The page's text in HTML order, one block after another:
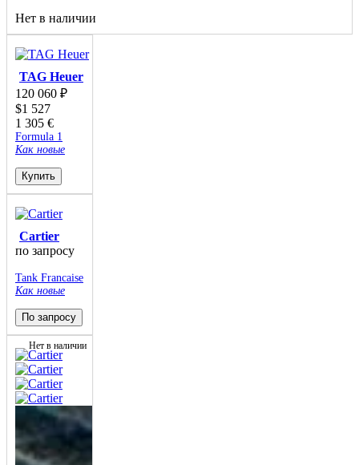
Нет в наличии
TAG Heuer
120 060 ₽
$1 527
1 305 €
Formula 1
Как новые
Купить
Cartier
по запросу
Tank Francaise
Как новые
По запросу
Нет в наличии